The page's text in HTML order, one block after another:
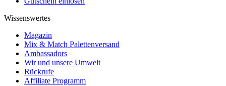
Wissenswertes
Magazin
Mix & Match Palettenversand
Ambassadors
Wir und unsere Umwelt
Rückrufe
Affiliate Programm